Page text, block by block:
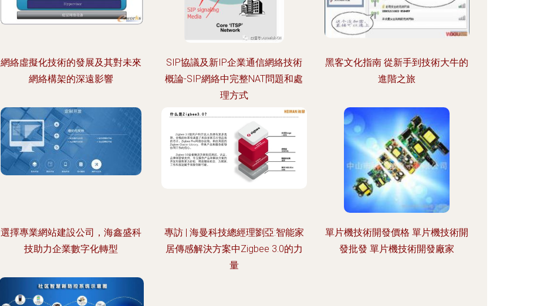
網絡虛擬化技術的發展及其對未來
網絡構架的深遠影響
SIP協議及新IP企業通信網絡技術
概論-SIP網絡中完整NAT問題和處
理方式
黑客文化指南 從新手到技術大牛的
進階之旅
選擇專業網站建設公司，海鑫盛科
技助力企業數字化轉型
專訪 | 海曼科技總經理劉亞:智能家
居傳感解決方案中Zigbee 3.0的力
量
單片機技術開發價格 單片機技術開
發批發 單片機技術開發廠家